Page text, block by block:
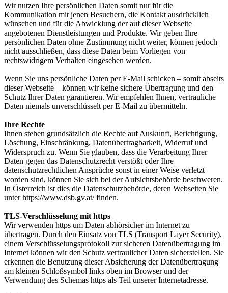
Wir nutzen Ihre persönlichen Daten somit nur für die
Kommunikation mit jenen Besuchern, die Kontakt ausdrücklich
wünschen und für die Abwicklung der auf dieser Webseite
angebotenen Dienstleistungen und Produkte. Wir geben Ihre
persönlichen Daten ohne Zustimmung nicht weiter, können jedoch
nicht ausschließen, dass diese Daten beim Vorliegen von
rechtswidrigem Verhalten eingesehen werden.
Wenn Sie uns persönliche Daten per E-Mail schicken – somit abseits
dieser Webseite – können wir keine sichere Übertragung und den
Schutz Ihrer Daten garantieren. Wir empfehlen Ihnen, vertrauliche
Daten niemals unverschlüsselt per E-Mail zu übermitteln.
Ihre Rechte
Ihnen stehen grundsätzlich die Rechte auf Auskunft, Berichtigung,
Löschung, Einschränkung, Datenübertragbarkeit, Widerruf und
Widerspruch zu. Wenn Sie glauben, dass die Verarbeitung Ihrer
Daten gegen das Datenschutzrecht verstößt oder Ihre
datenschutzrechtlichen Ansprüche sonst in einer Weise verletzt
worden sind, können Sie sich bei der Aufsichtsbehörde beschweren.
In Österreich ist dies die Datenschutzbehörde, deren Webseiten Sie
unter https://www.dsb.gv.at/ finden.
TLS-Verschlüsselung mit https
Wir verwenden https um Daten abhörsicher im Internet zu
übertragen. Durch den Einsatz von TLS (Transport Layer Security),
einem Verschlüsselungsprotokoll zur sicheren Datenübertragung im
Internet können wir den Schutz vertraulicher Daten sicherstellen. Sie
erkennen die Benutzung dieser Absicherung der Datenübertragung
am kleinen Schloßsymbol links oben im Browser und der
Verwendung des Schemas https als Teil unserer Internetadresse.